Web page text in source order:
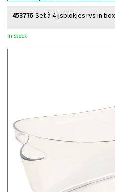
Set à 4 ijsblokjes rvs in box
453776
In Stock